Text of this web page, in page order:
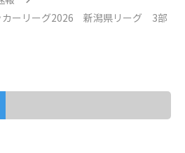
ーリーグ2026 新潟県リーグ 3部